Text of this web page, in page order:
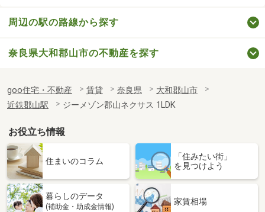
周辺の駅の路線から探す
奈良県大和郡山市の不動産を探す
goo住宅・不動産 賃貸 奈良県
大和郡山市
近鉄郡山駅
ジーメゾン郡山ネクサス 1LDK
お役立ち情報
住まいのコラム
「住みたい街」
を見つけよう
暮らしのデータ
(補助金・助成金情報)
家賃相場